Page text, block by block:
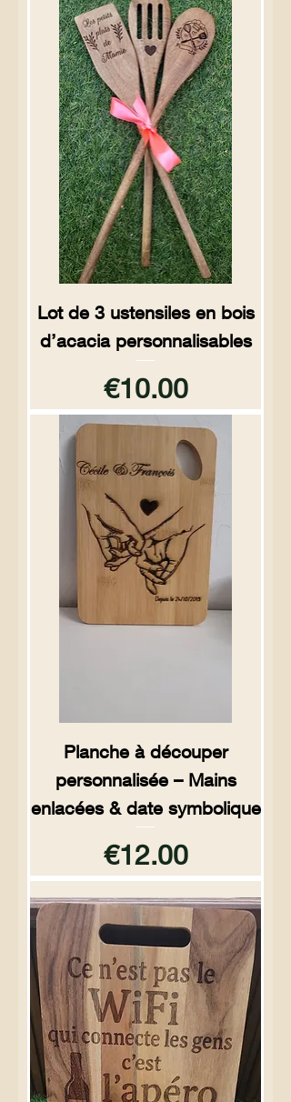
Lot de 3 ustensiles en bois
d’acacia personnalisables
Price
€10.00
Planche à découper
personnalisée – Mains
enlacées & date symbolique
Price
€12.00